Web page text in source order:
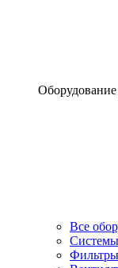
Все
Системы